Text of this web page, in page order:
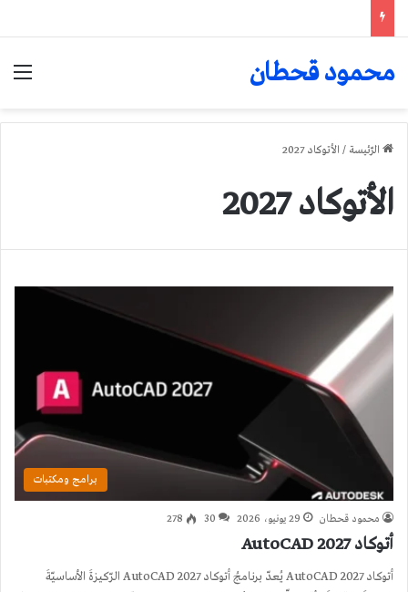
محمود قحطان
الرّئيسة / الأتوكاد 2027
الأتوكاد 2027
برامج ومكتبات
محمود قحطان 29 يونيو، 2026 30
278
أتوكاد 2027 AutoCAD
أتوكاد 2027 AutoCAD يُعدّ برنامجُ أتوكاد 2027 AutoCAD الرّكيزةَ الأساسيّةَ